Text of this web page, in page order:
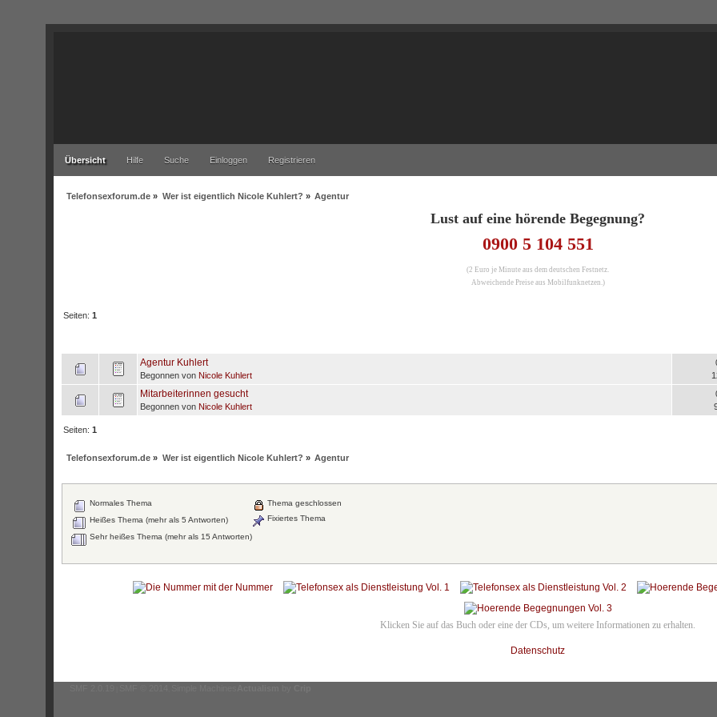
Übersicht Hilfe Suche Einloggen Registrieren
Telefonsexforum.de » Wer ist eigentlich Nicole Kuhlert? » Agentur
Lust auf eine hörende Begegnung?
0900 5 104 551
(2 Euro je Minute aus dem deutschen Festnetz.
Abweichende Preise aus Mobilfunknetzen.)
Seiten:1
Agentur Kuhlert
Begonnen von Nicole Kuhlert
Mitarbeiterinnen gesucht
Begonnen von Nicole Kuhlert
Seiten:1
Telefonsexforum.de » Wer ist eigentlich Nicole Kuhlert? » Agentur
Normales Thema
Heißes Thema (mehr als 5 Antworten)
Sehr heißes Thema (mehr als 15 Antworten)
Thema geschlossen
Fixiertes Thema
Klicken Sie auf das Buch oder eine der CDs, um weitere Informationen zu erhalten.
Datenschutz